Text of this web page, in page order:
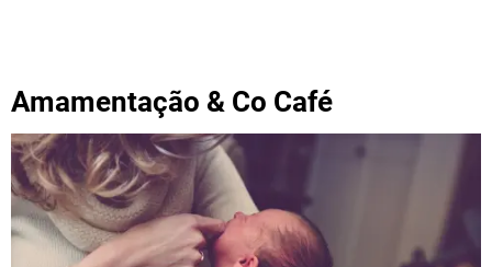
Amamentação & Co Café